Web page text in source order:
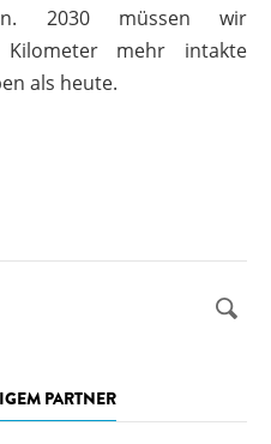
2030 müssen wir
Kilometer mehr intakte
als heute.
PARTNER